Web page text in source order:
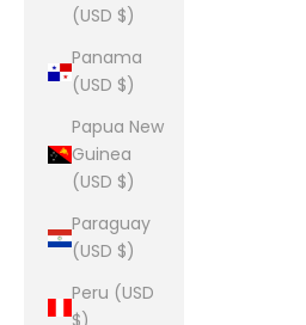
(USD $)
Panama
(USD $)
Papua New
Guinea
(USD $)
Paraguay
(USD $)
Peru (USD